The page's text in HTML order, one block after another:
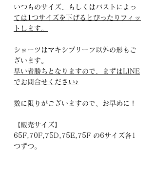
いつものサイズ、もしくはバストによっ
ては1つサイズを下げるとぴったりフィッ
トします。
ショーツはマキシブリーフ以外の形もご
ざいます。
早い者勝ちとなりますので、まずはLINE
でお問合せください♪
数に限りがございますので、お早めに！
【販売サイズ】
65F,70F,75D,75E,75F の6サイズ各1
つずつ。